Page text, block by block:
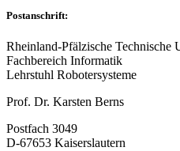
Postanschrift:
Rheinland-Pfälzische Technische
Fachbereich Informatik
Lehrstuhl Robotersysteme
Prof. Dr. Karsten Berns
Postfach 3049
D-67653 Kaiserslautern